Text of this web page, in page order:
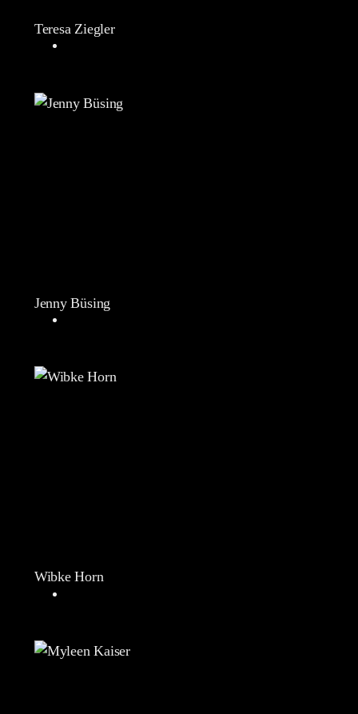
Teresa Ziegler
Jenny Büsing
Wibke Horn